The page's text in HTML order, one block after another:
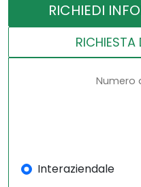
RICHIEDI
RICHIESTA
Numero
Interaziendale